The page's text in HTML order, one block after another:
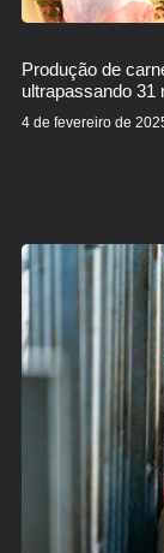
Produção de
ultrapassando 31
4 de fevereiro de